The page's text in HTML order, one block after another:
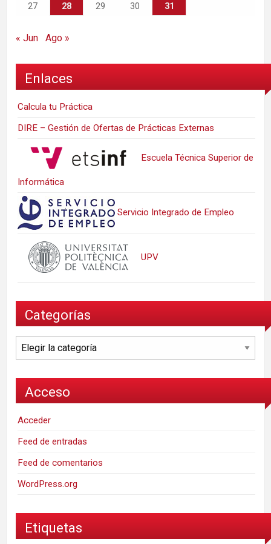
27
28 29 30 31
« Jun Ago »
Enlaces
Calcula tu Práctica
DIRE – Gestión de Ofertas de Prácticas Externas
Escuela Técnica Superior de
Informática
Servicio Integrado de Empleo
UPV
Categorías
Categorías
Acceso
Acceder
Feed de entradas
Feed de comentarios
WordPress.org
Etiquetas